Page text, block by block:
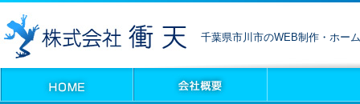
千葉県市川市のWEB制作・ホー